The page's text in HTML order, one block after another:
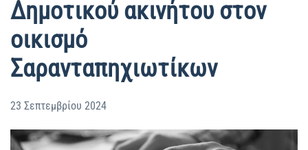
Δημοτικού ακινήτου στον
οικισμό
Σαρανταπηχιωτίκων
23 Σεπτεμβρίου 2024